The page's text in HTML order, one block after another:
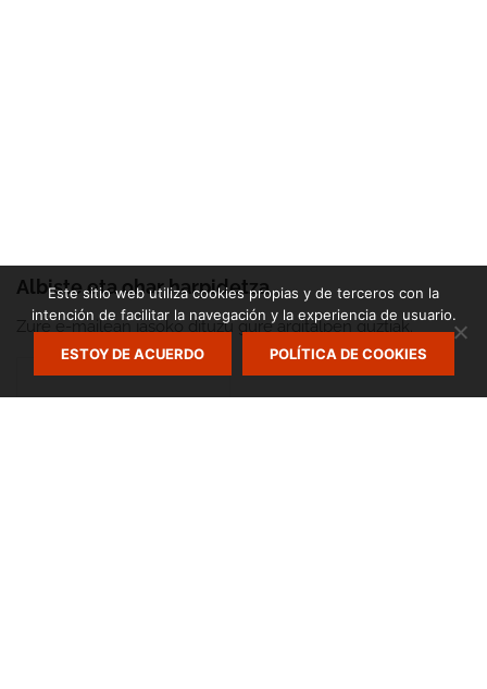
Albiste eta ohar harpidetza
Zure e-mailean jasoko dituzu gure argitalpen guztiak.
Este sitio web utiliza cookies propias y de terceros con la
intención de facilitar la navegación y la experiencia de usuario.
ESTOY DE ACUERDO POLÍTICA DE COOKIES